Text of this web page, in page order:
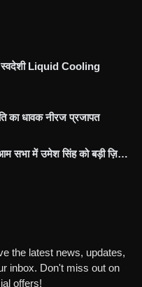
Liquid Cooling
का धावक नीरज प्रजापत
आम सभा में उमेश सिंह को बड़ी ज़ि…
the latest news, updates,
inbox. Don't miss out on
offers!